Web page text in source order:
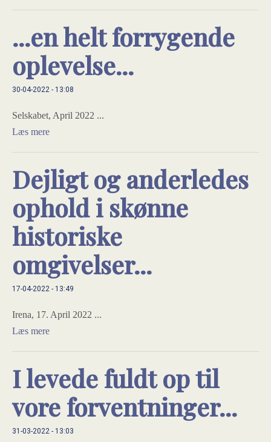
...en helt forrygende
oplevelse...
30-04-2022 - 13:08
Selskabet, April 2022 ...
Læs mere
Dejligt og anderledes
ophold i skønne
historiske
omgivelser...
17-04-2022 - 13:49
Irena, 17. April 2022 ...
Læs mere
I levede fuldt op til
vore forventninger...
31-03-2022 - 13:03